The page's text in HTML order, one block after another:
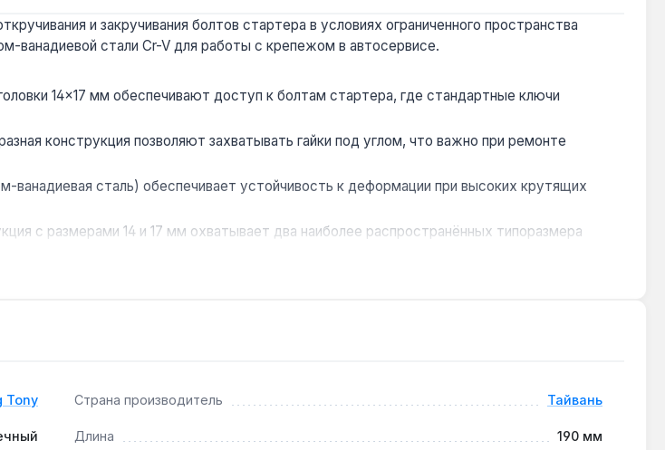
и закручивания болтов стартера в условиях ограниченного пространства
ванадиевой стали Cr-V для работы с крепежом в автосервисе.
14×17 мм обеспечивают доступ к болтам стартера, где стандартные ключи
конструкция позволяют захватывать гайки под углом, что важно при ремонте
ванадиевая сталь) обеспечивает устойчивость к деформации при высоких крутящих
с размерами 14 и 17 мм охватывает два наиболее распространённых типоразмера
пространстве автомобилей с метрической резьбой. Производство — Тайвань.
нишах, где прямой доступ ограничен.
Tony Страна производитель Тайвань
Длина 190 мм